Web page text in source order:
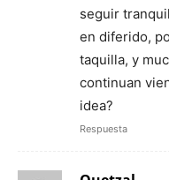
seguir
en diferido,
taquilla, y
continuan
idea?
Respuesta